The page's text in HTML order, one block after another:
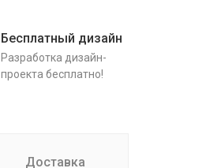
Бесплатный дизайн
Разработка дизайн-
проекта бесплатно!
Доставка